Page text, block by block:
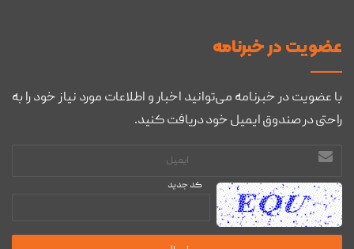
عضويت در خبرنامه
با عضویت در خبرنامه می‌توانید اخبار و اطلاعات مورد نیاز خود را به
راحتی در صندوق ایمیل خود دریافت کنید.
آدرس
کد جدید